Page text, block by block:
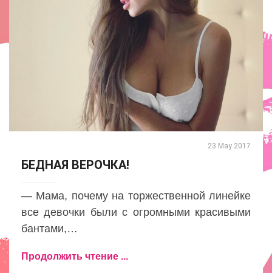
23 May 2017
БЕДНАЯ ВЕРОЧКА!
— Мама, почему на торжественной линейке
все девочки были с огромными красивыми
бантами,…
Продолжить чтение ...